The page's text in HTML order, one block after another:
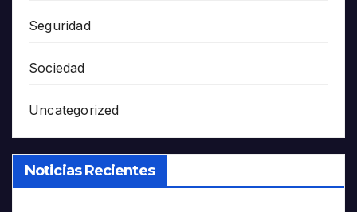
Seguridad
Sociedad
Uncategorized
Noticias Recientes